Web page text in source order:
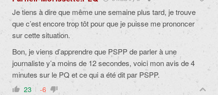
Je tiens à dire que même une semaine plus tard, je trouve
que c’est encore trop tôt pour que je puisse me prononcer
sur cette situation.
Bon, je viens d’apprendre que PSPP de parler à une
journaliste y’a moins de 12 secondes, voici mon avis de 4
minutes sur le PQ et ce qui a été dit par PSPP.
23 -6